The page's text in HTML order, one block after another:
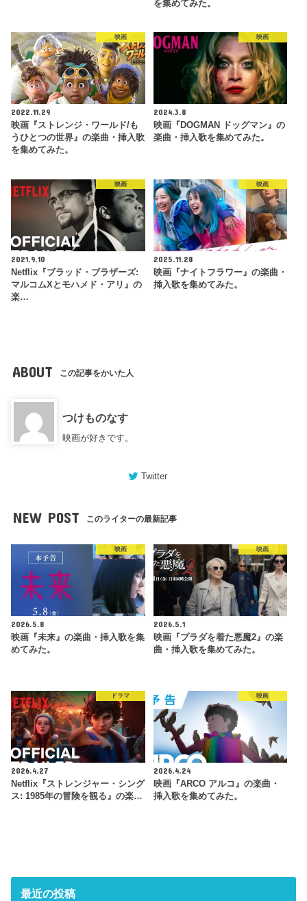
を集めてみた。
映画
2022.11.29
映画『ストレンジ・ワールド/も
うひとつの世界』の楽曲・挿入歌
を集めてみた。
映画
2024.3.8
映画『DOGMAN ドッグマン』の
楽曲・挿入歌を集めてみた。
映画
2021.9.10
Netflix『ブラッド・ブラザーズ:
マルコムXとモハメド・アリ』の
楽…
映画
2025.11.28
映画『ナイトフラワー』の楽曲・
挿入歌を集めてみた。
ABOUT この記事をかいた人
つけものなす
映画が好きです。
Twitter
NEW POST このライターの最新記事
映画
2026.5.8
映画『未来』の楽曲・挿入歌を集
めてみた。
映画
2026.5.1
映画『プラダを着た悪魔2』の楽
曲・挿入歌を集めてみた。
ドラマ
2026.4.27
Netflix『ストレンジャー・シング
ス: 1985年の冒険 を観 る』の楽…
映画
2026.4.24
映画『ARCO アルコ』の楽曲・
挿入歌を集めてみた。
最近の投稿